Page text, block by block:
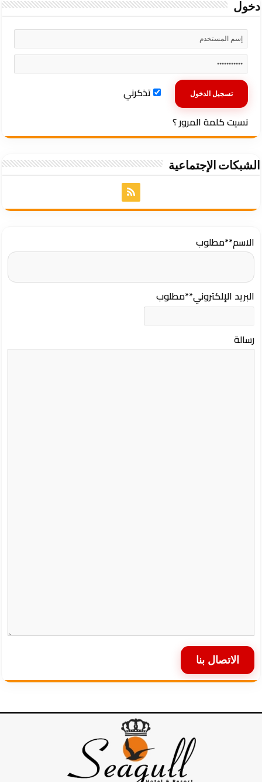
دخول
تذكرني
نسيت كلمة المرور ؟
الشبكات الإجتماعية
الاسم**مطلوب
البريد الإلكتروني**مطلوب
رسالة
الاتصال بنا